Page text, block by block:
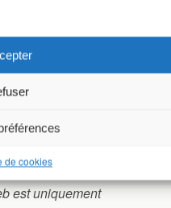
de cookies
la mise en page, le
sont
de propriété
reproduction, ou
SAS.
est uniquement